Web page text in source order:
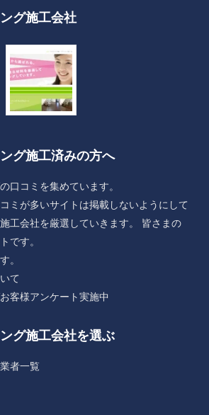
グ施工会社
グ施工済みの方へ
口コミを集めています。
ミが多いサイトは掲載しないようにして
工会社を厳選していきます。 皆さまの
です。
。
て
客様アンケート実施中
グ施工会社を選ぶ
者一覧